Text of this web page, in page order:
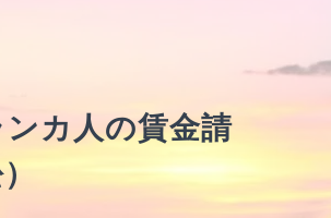
カ人の賃金請